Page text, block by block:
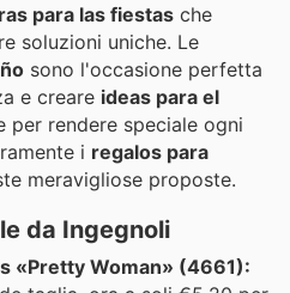
para las fiestas che
soluzioni uniche. Le
sono l'occasione perfetta
e creare ideas para el
per rendere speciale ogni
i regalos para
meravigliose proposte.
da Ingegnoli
«Pretty Woman» (4661):